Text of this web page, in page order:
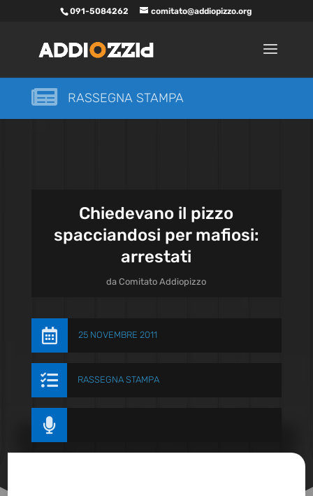
091-5084262 comitato@addiopizzo.org
 RASSEGNA STAMPA
Chiedevano il pizzo
spacciandosi per mafiosi:
arrestati
daComitato Addiopizzo
 25 NOVEMBRE 2011
 RASSEGNA STAMPA
